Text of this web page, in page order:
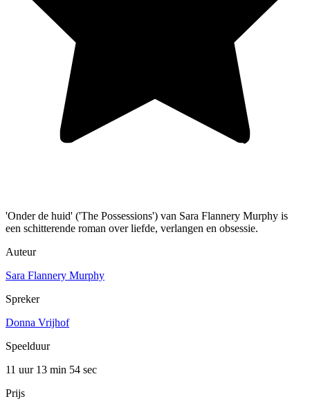
'Onder de huid' ('The Possessions') van Sara Flannery Murphy is
een schitterende roman over liefde, verlangen en obsessie.
Auteur
Sara Flannery Murphy
Spreker
Donna Vrijhof
Speelduur
11 uur 13 min 54 sec
Prijs